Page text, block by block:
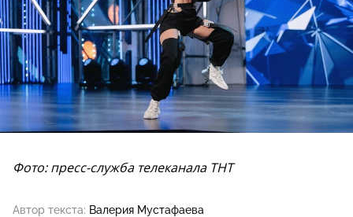
Фото: пресс-служба телеканала ТНТ
Автор текста: Валерия Мустафаева